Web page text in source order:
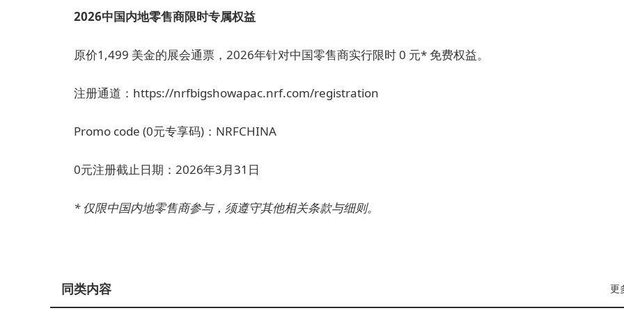
2026中国内地零售商限时专属权益
原价1,499 美金的展会通票，2026年针对中国零售商实行限时 0 元* 免费权益。
注册通道：https://nrfbigshowapac.nrf.com/registration
Promo code (0元专享码)：NRFCHINA
0元注册截止日期：2026年3月31日
* 仅限中国内地零售商参与，须遵守其他相关条款与细则。
更
同类内容